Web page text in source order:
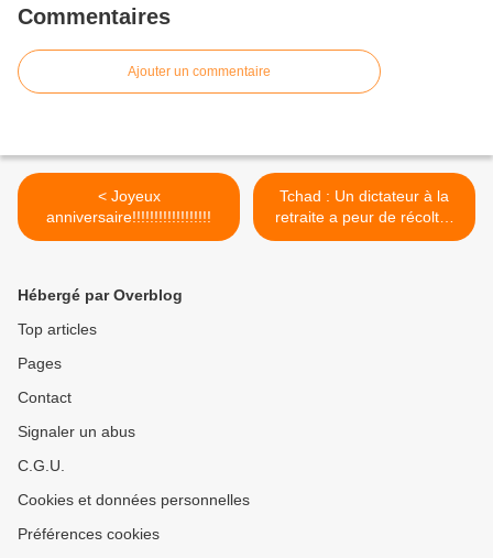
Commentaires
Ajouter un commentaire
< Joyeux
anniversaire!!!!!!!!!!!!!!!!!!
Tchad : Un dictateur à la
retraite a peur de récolter
les fruits de sa politique! >
Hébergé par Overblog
Top articles
Pages
Contact
Signaler un abus
C.G.U.
Cookies et données personnelles
Préférences cookies